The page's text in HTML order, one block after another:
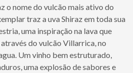
o nome do vulcão mais ativo do
traz a uva Shiraz em toda sua
uma inspiração na lava que
do vulcão Villarrica, no
Um vinho bem estruturado,
uma explosão de sabores e